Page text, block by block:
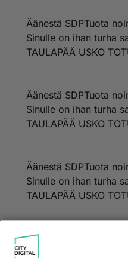
Äänestä SDPTuota
Sinulle on ihan turha
TAULAPÄÄ USKO
Äänestä SDPTuota
Sinulle on ihan turha
TAULAPÄÄ USKO
Äänestä SDPTuota
Sinulle on ihan turha
TAULAPÄÄ USKO
Äänestä SDPTuota
Sinulle on ihan turha